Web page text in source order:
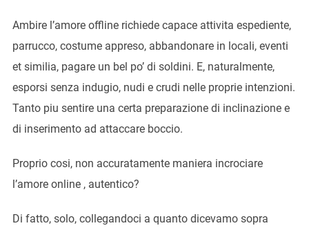
Ambire l’amore offline richiede capace attivita espediente,
parrucco, costume appreso, abbandonare in locali, eventi
et similia, pagare un bel po’ di soldini. E, naturalmente,
esporsi senza indugio, nudi e crudi nelle proprie intenzioni.
Tanto piu sentire una certa preparazione di inclinazione e
di inserimento ad attaccare boccio.
Proprio cosi, non accuratamente maniera incrociare
l’amore online , autentico?
Di fatto, solo, collegandoci a quanto dicevamo sopra